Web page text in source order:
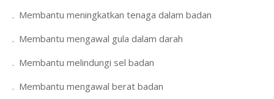
1. Membantu meningkatkan tenaga dalam badan
2. Membantu mengawal gula dalam darah
3. Membantu melindungi sel badan
4. Membantu mengawal berat badan